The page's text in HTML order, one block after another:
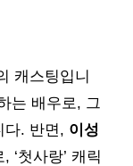
캐스팅입니
는 배우로, 그
다. 반면, 이성
‘첫사랑’ 캐릭